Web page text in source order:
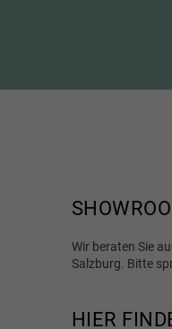
Wir beraten Sie
Salzburg. Bitte
HIER